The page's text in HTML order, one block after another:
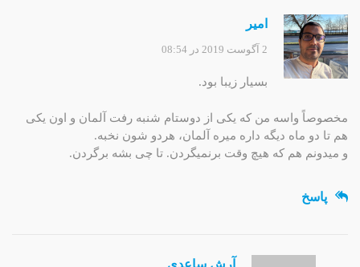
امیر
2 آگوست 2019 در 08:54
بسیار زیبا بود.
مخصوصاً واسه من که یکی از دوستام شنبه رفت آلمان و اون یکی
هم تا دو ماه دیگه داره میره آلمان، هردو شون نخبه.
و میدونم هم که هیچ وقت برنمیگردن. تا چی بشه برگردن.
پاسخ